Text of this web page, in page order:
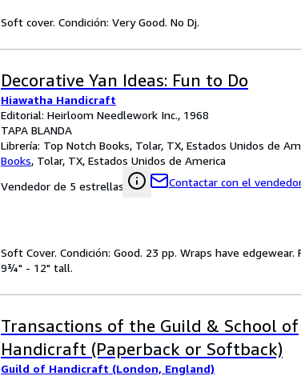
Soft cover. Condición: Very Good. No Dj.
Decorative Yan Ideas: Fun to Do
Hiawatha Handicraft
Editorial: Heirloom Needlework Inc., 1968
TAPA BLANDA
Librería: Top Notch Books, Tolar, TX, Estados Unidos de
Books, Tolar, TX, Estados Unidos de America
Vendedor de 5 estrellas
Contactar con el
Soft Cover. Condición: Good. 23 pp. Wraps have
9¾" - 12" tall.
Transactions of the Guild & School of
Handicraft (Paperback or Softback)
Guild of Handicraft (London, England)